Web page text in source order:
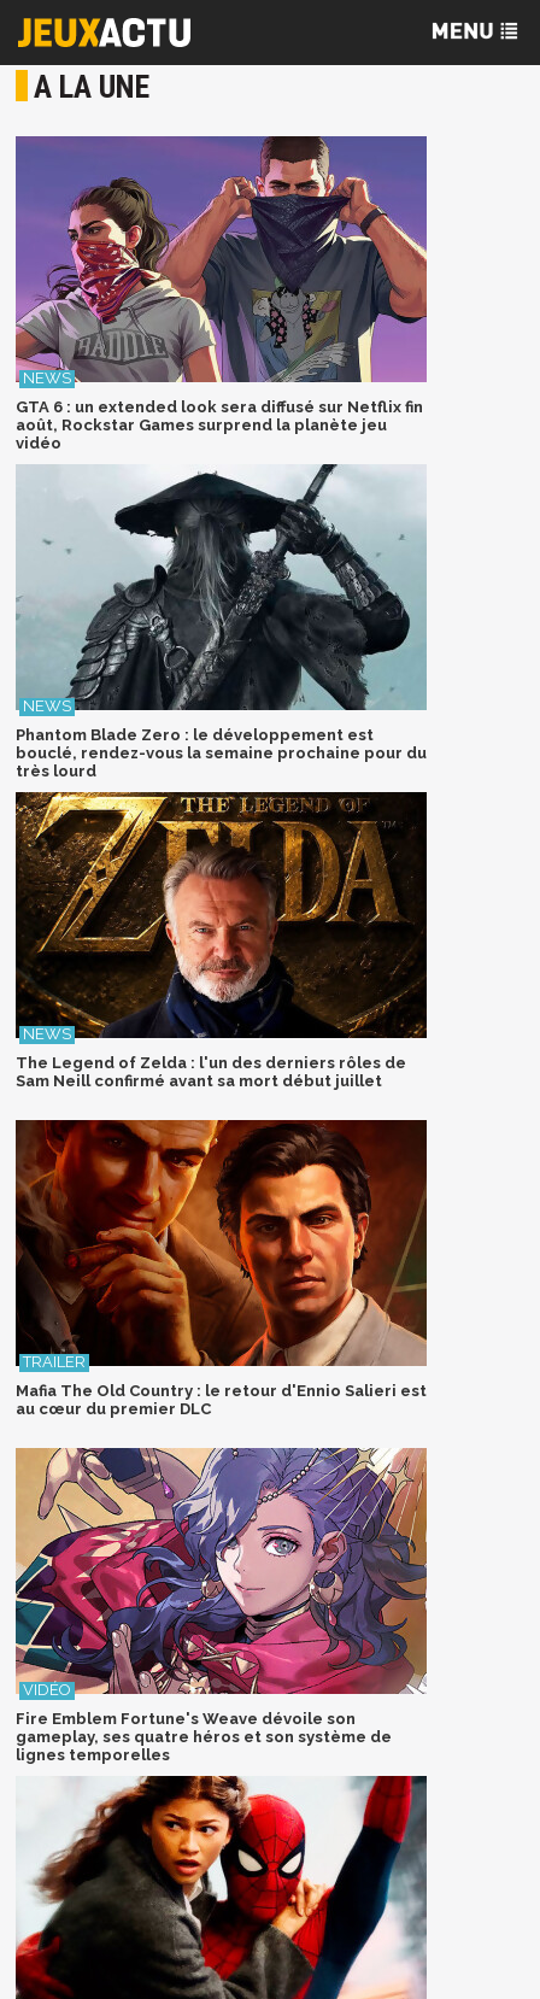
A LA UNE
GTA 6 : un extended look sera diffusé sur Netflix fin
août, Rockstar Games surprend la planète jeu
vidéo
Phantom Blade Zero : le développement est
bouclé, rendez-vous la semaine prochaine pour du
très lourd
The Legend of Zelda : l'un des derniers rôles de
Sam Neill confirmé avant sa mort début juillet
Mafia The Old Country : le retour d'Ennio Salieri est
au cœur du premier DLC
Fire Emblem Fortune's Weave dévoile son
gameplay, ses quatre héros et son système de
lignes temporelles